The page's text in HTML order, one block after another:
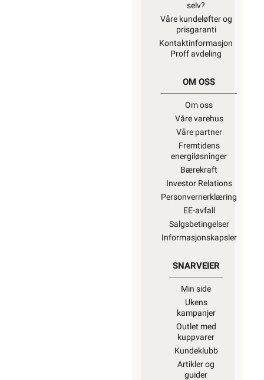
selv?
Våre kundeløfter og
prisgaranti
Kontaktinformasjon
Proff avdeling
OM OSS
Om oss
Våre varehus
Våre partner
Fremtidens
energiløsninger
Bærekraft
Investor Relations
Personvernerklæring
EE-avfall
Salgsbetingelser
Informasjonskapsler
SNARVEIER
Min side
Ukens
kampanjer
Outlet med
kuppvarer
Kundeklubb
Artikler og
guider